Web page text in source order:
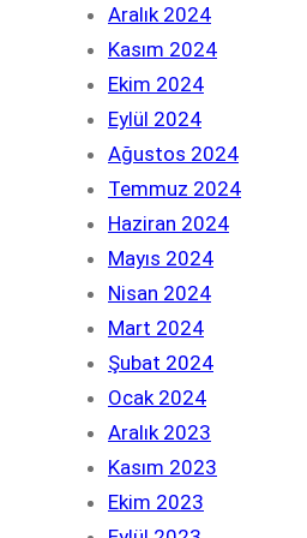
Aralık 2024
Kasım 2024
Ekim 2024
Eylül 2024
Ağustos 2024
Temmuz 2024
Haziran 2024
Mayıs 2024
Nisan 2024
Mart 2024
Şubat 2024
Ocak 2024
Aralık 2023
Kasım 2023
Ekim 2023